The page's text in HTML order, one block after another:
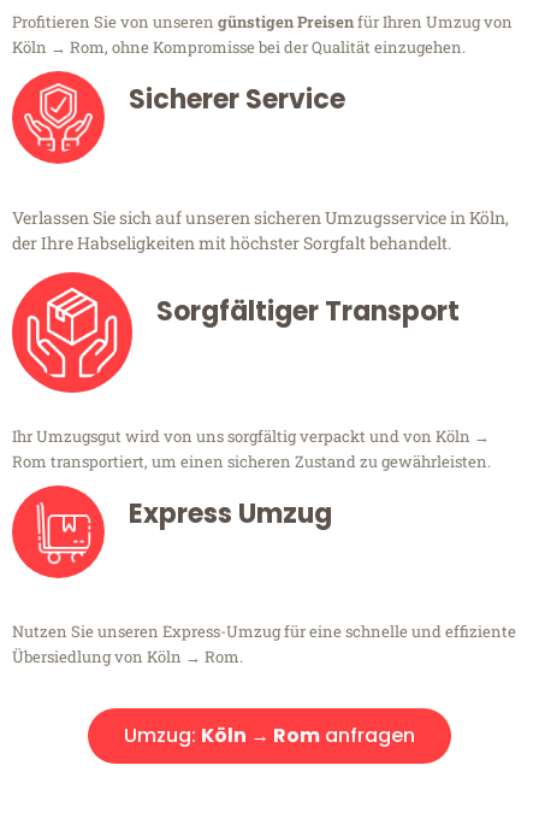
Profitieren Sie von unseren günstigen Preisenfür Ihren Umzug von
Köln → Rom, ohne Kompromisse bei der Qualität einzugehen.
Sicherer Service
Verlassen Sie sich auf unseren sicheren Umzugsservice in Köln,
der Ihre Habseligkeiten mit höchster Sorgfalt behandelt.
Sorgfältiger Transport
Ihr Umzugsgut wird von uns sorgfältig verpackt und von Köln →
Rom transportiert, um einen sicheren Zustand zu gewährleisten.
Express Umzug
Nutzen Sie unseren Express-Umzug für eine schnelle und effiziente
Übersiedlung von Köln → Rom.
Umzug: Köln → Rom anfragen